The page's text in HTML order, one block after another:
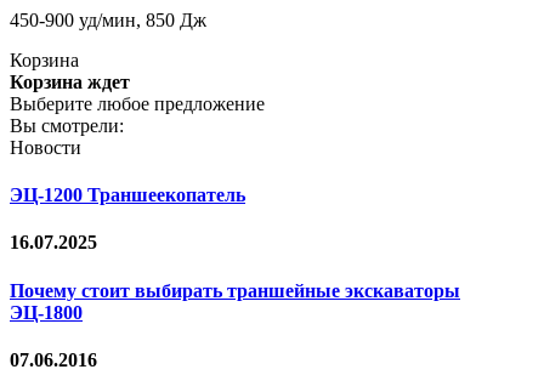
450-900 уд/мин, 850 Дж
Корзина
Корзина ждет
Выберите любое предложение
Вы смотрели:
Новости
ЭЦ-1200 Траншеекопатель
16.07.2025
Почему стоит выбирать траншейные экскаваторы
ЭЦ-1800
07.06.2016